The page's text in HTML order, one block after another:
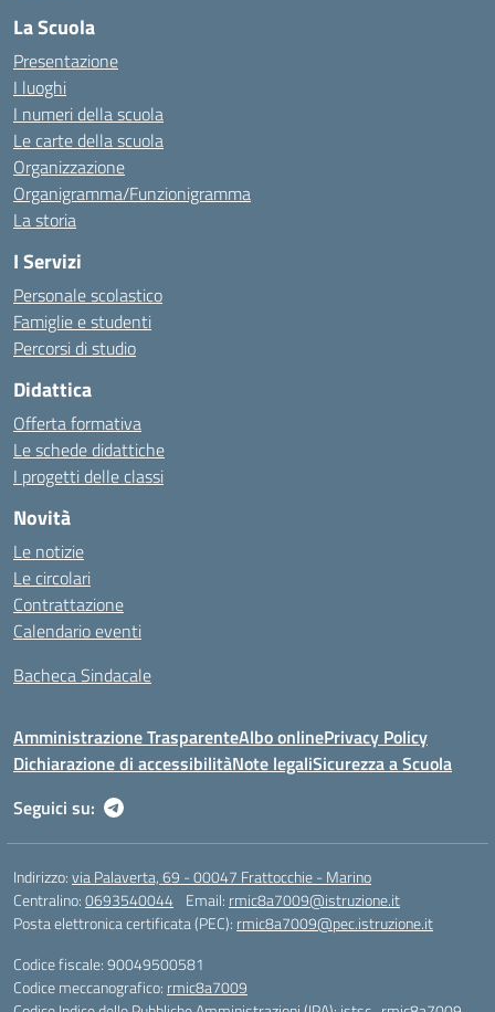
La Scuola
Presentazione
I luoghi
I numeri della scuola
Le carte della scuola
Organizzazione
Organigramma/Funzionigramma
La storia
I Servizi
Personale scolastico
Famiglie e studenti
Percorsi di studio
Didattica
Offerta formativa
Le schede didattiche
I progetti delle classi
Novità
Le notizie
Le circolari
Contrattazione
Calendario eventi
Bacheca Sindacale
Amministrazione TrasparenteAlbo onlinePrivacy Policy
Dichiarazione di accessibilitàNote legaliSicurezza a Scuola
Seguici su:
Indirizzo:via Palaverta, 69 - 00047 Frattocchie - Marino
Centralino:0693540044 Email: rmic8a7009@istruzione.it
Posta elettronica certificata (PEC): rmic8a7009@pec.istruzione.it
Codice fiscale: 90049500581
Codice meccanografico: rmic8a7009